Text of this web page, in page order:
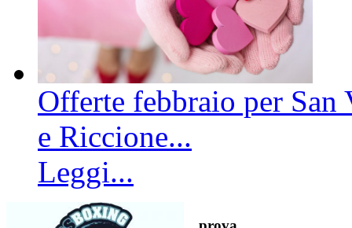
Offerte febbraio per
e Riccione...
Leggi...